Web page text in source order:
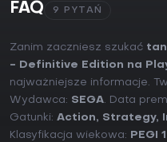
FAQ 9 PYTAŃ
Zanim zaczniesz szukać
- Definitive Edition na
najważniejsze informacje.
Wydawca: SEGA. Data
Gatunki: Action, Strategy,
Klasyfikacja wiekowa:
PEGI